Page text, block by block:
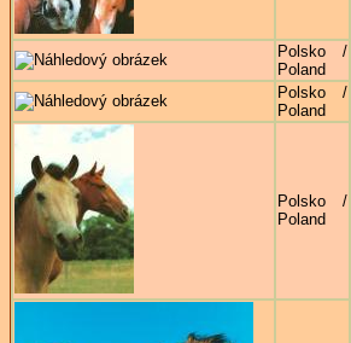
Polsko /
Poland
Polsko /
Poland
Polsko /
Poland